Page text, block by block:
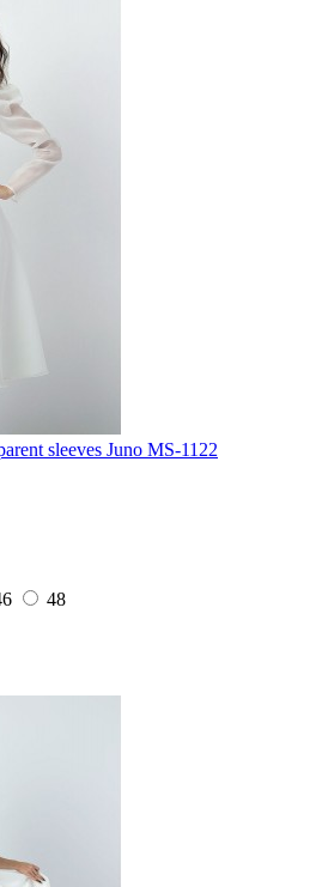
sleeves Juno MS-1122
48